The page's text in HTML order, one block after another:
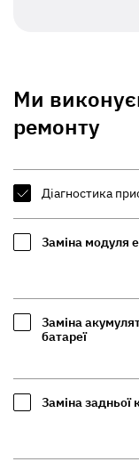
Ми
ремонту
Діагностика
Заміна модуля
Заміна
батареї
Заміна задньої